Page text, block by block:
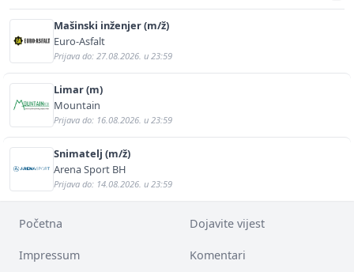
Mašinski inženjer (m/ž)
Euro-Asfalt
Prijava do: 27.08.2026. u 23:59
Limar (m)
Mountain
Prijava do: 16.08.2026. u 23:59
Snimatelj (m/ž)
Arena Sport BH
Prijava do: 14.08.2026. u 23:59
Početna Dojavite vijest
Impressum Komentari